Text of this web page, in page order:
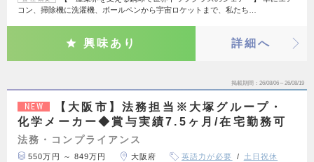
コン、掃除機に洗濯機、ボールペンから宇宙ロケットまで、私たち…
興味あり 詳細へ
掲載期間 26/08/06～26/08/19
NEW
【大阪市】法務担当※大塚グループ・
化学メーカー◆賞与実績7.5ヶ月/在宅勤務可
法務・コンプライアンス
550万円 ～ 849万円 大阪府 英語力が必要
土日祝休